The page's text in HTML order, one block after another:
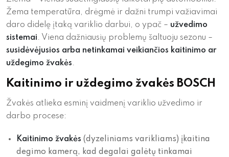
Žema temperatūra, drėgmė ir dažni trumpi važiavimai
daro didelę įtaką variklio darbui, o ypač – užvedimo
sistemai. Viena dažniausių problemų šaltuoju sezonu –
susidėvėjusios arba netinkamai veikiančios kaitinimo ar
uždegimo žvakės.
Kaitinimo ir uždegimo žvakės BOSCH
Žvakės atlieka esminį vaidmenį variklio užvedimo ir
darbo procese:
Kaitinimo žvakės (dyzeliniams varikliams) įkaitina
degimo kamerą, kad degalai galėtų tinkamai